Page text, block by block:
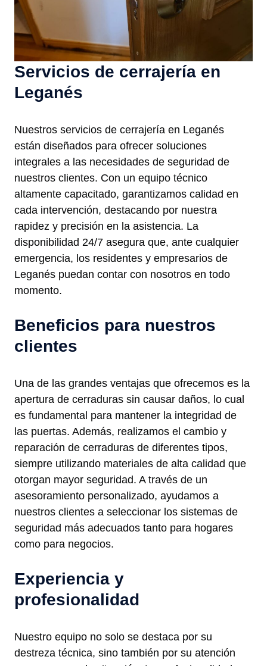
Servicios de cerrajería en
Leganés
Nuestros servicios de cerrajería en Leganés
están diseñados para ofrecer soluciones
integrales a las necesidades de seguridad de
nuestros clientes. Con un equipo técnico
altamente capacitado, garantizamos calidad en
cada intervención, destacando por nuestra
rapidez y precisión en la asistencia. La
disponibilidad 24/7 asegura que, ante cualquier
emergencia, los residentes y empresarios de
Leganés puedan contar con nosotros en todo
momento.
Beneficios para nuestros
clientes
Una de las grandes ventajas que ofrecemos es la
apertura de cerraduras sin causar daños, lo cual
es fundamental para mantener la integridad de
las puertas. Además, realizamos el cambio y
reparación de cerraduras de diferentes tipos,
siempre utilizando materiales de alta calidad que
otorgan mayor seguridad. A través de un
asesoramiento personalizado, ayudamos a
nuestros clientes a seleccionar los sistemas de
seguridad más adecuados tanto para hogares
como para negocios.
Experiencia y
profesionalidad
Nuestro equipo no solo se destaca por su
destreza técnica, sino también por su atención